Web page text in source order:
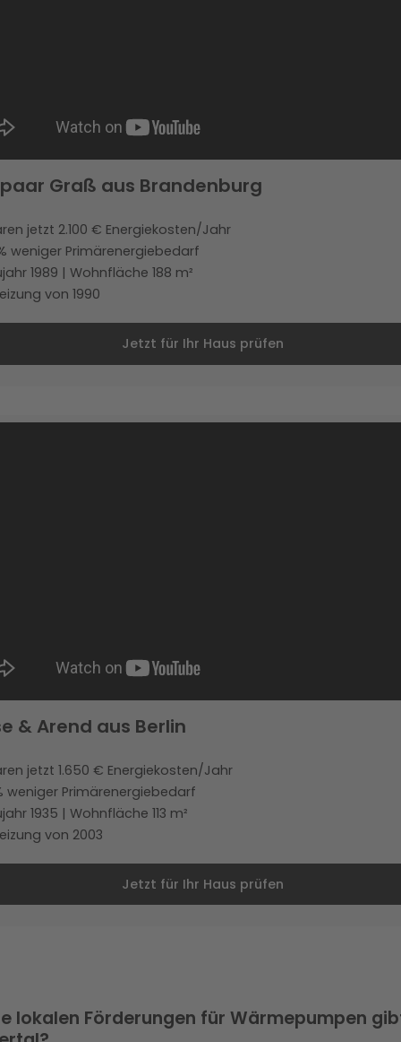
Graß aus Brandenburg
jetzt 2.100 € Energiekosten/Jahr
weniger Primärenergiebedarf
1989 | Wohnfläche 188 m²
von 1990
Jetzt für Ihr Haus prüfen
& Arend aus Berlin
jetzt 1.650 € Energiekosten/Jahr
weniger Primärenergiebedarf
1935 | Wohnfläche 113 m²
von 2003
Jetzt für Ihr Haus prüfen
lokalen Förderungen für Wärmepumpen